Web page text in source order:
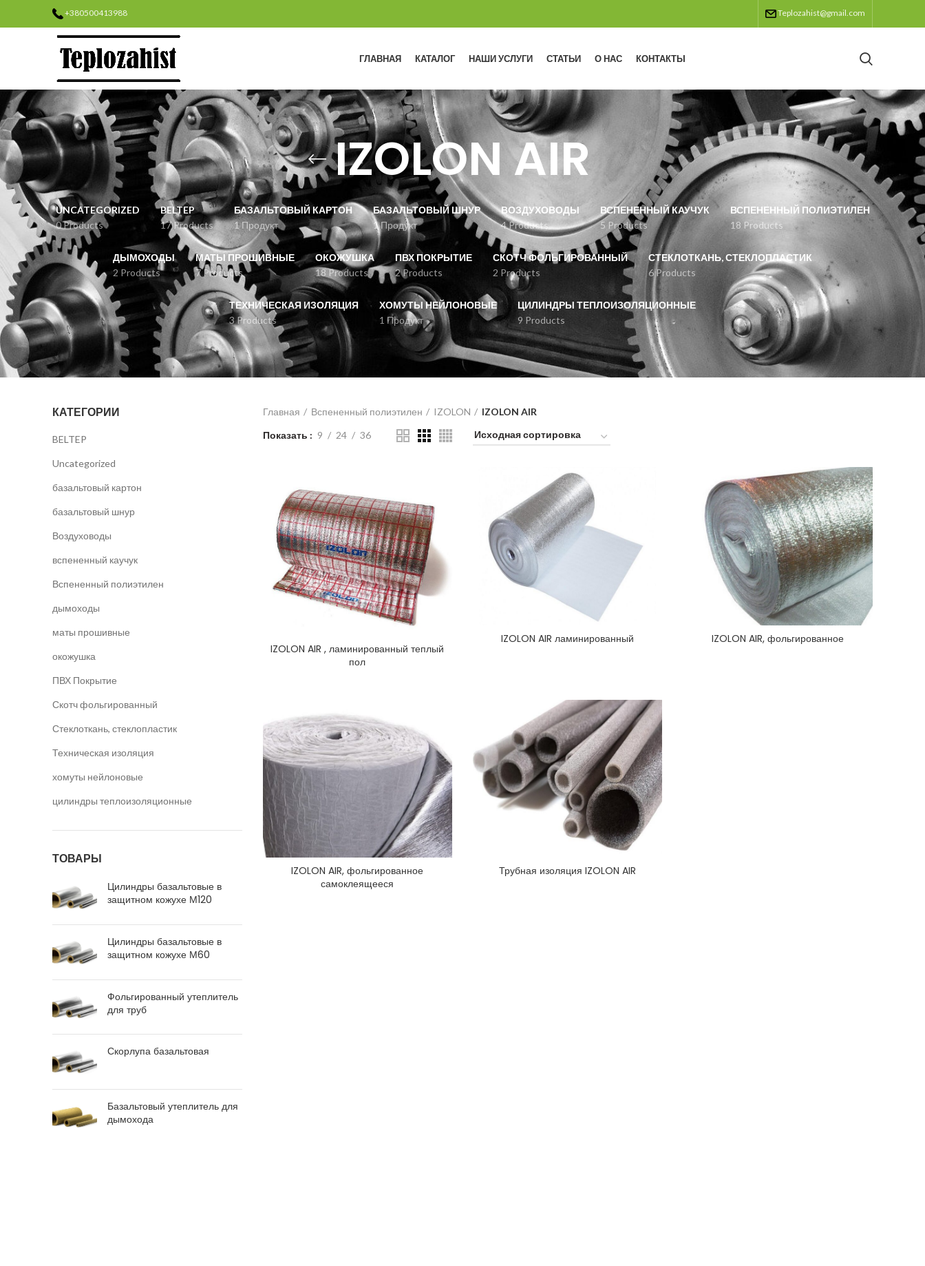
+380500413988 Teplozahist@gmail.com
ГЛАВНАЯ КАТАЛОГ НАШИ УСЛУГИ СТАТЬИ О НАС КОНТАКТЫ
IZOLON AIR
UNCATEGORIZED
0 Products
BELTEP
17 Products
БАЗАЛЬТОВЫЙ КАРТОН
1 Продукт
БАЗАЛЬТОВЫЙ ШНУР
1 Продукт
ВОЗДУХОВОДЫ
4 Products
ВСПЕНЕННЫЙ КАУЧУК
5 Products
ВСПЕНЕННЫЙ ПОЛИЭТИЛЕН
18 Products
ДЫМОХОДЫ
2 Products
МАТЫ ПРОШИВНЫЕ
7 Products
ОКОЖУШКА
18 Products
ПВХ ПОКРЫТИЕ
2 Products
СКОТЧ ФОЛЬГИРОВАННЫЙ
2 Products
СТЕКЛОТКАНЬ, СТЕКЛОПЛАСТИК
6 Products
ТЕХНИЧЕСКАЯ ИЗОЛЯЦИЯ
3 Products
ХОМУТЫ НЕЙЛОНОВЫЕ
1 Продукт
ЦИЛИНДРЫ ТЕПЛОИЗОЛЯЦИОННЫЕ
9 Products
КАТЕГОРИИ
BELTEP
Uncategorized
базальтовый картон
базальтовый шнур
Воздуховоды
вспененный каучук
Вспененный полиэтилен
дымоходы
маты прошивные
окожушка
ПВХ Покрытие
Скотч фольгированный
Стеклоткань, стеклопластик
Техническая изоляция
хомуты нейлоновые
цилиндры теплоизоляционные
ТОВАРЫ
Цилиндры базальтовые в
защитном кожухе М120
Цилиндры базальтовые в
защитном кожухе М60
Фольгированный утеплитель
для труб
Скорлупа базальтовая
Базальтовый утеплитель для
дымохода
Главная Вспененный полиэтилен IZOLON
IZOLON AIR
Показать
9 24 36
IZOLON AIR , ламинированный теплый
пол
IZOLON AIR ламинированный IZOLON AIR, фольгированное
IZOLON AIR, фольгированное
самоклеящееся
Трубная изоляция IZOLON AIR